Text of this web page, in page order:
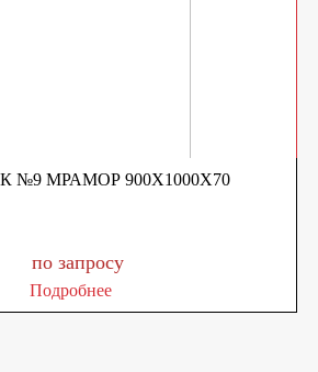
№9 МРАМОР 900Х1000Х70
по запросу
Подробнее